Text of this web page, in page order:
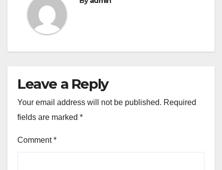
Leave a Reply
Your email address will not be published. Required
fields are marked *
Comment*